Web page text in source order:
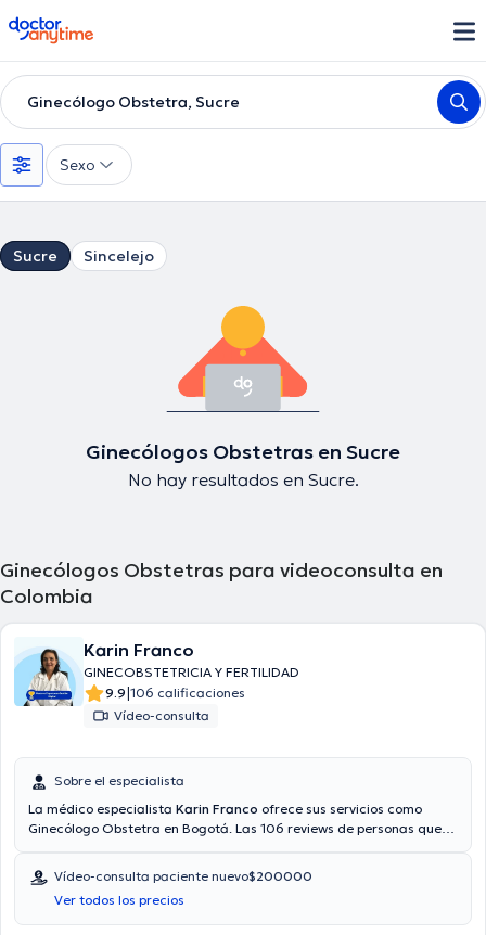
doctoranytime
Ginecólogo Obstetra, Sucre
Sexo
Sucre Sincelejo
Ginecólogos Obstetras en Sucre
No hay resultados en Sucre.
Ginecólogos Obstetras para videoconsulta en
Colombia
Karin Franco
GINECOBSTETRICIA Y FERTILIDAD
9.9|106 calificaciones
Vídeo-consulta
Sobre el especialista
La médico especialista Karin Franco ofrece sus servicios como
Ginecólogo Obstetra en Bogotá. Las 106 reviews de personas que
una consulta médica vía consulta mediante video. Aseguradoras
tales como Allianz, Coomeva, Seguros Bolívar son aceptadas. El
precio de la consulta con la médico especialista Karin Franco es de
$350000.
Vídeo-consulta paciente nuevo$200000
Ver todos los precios